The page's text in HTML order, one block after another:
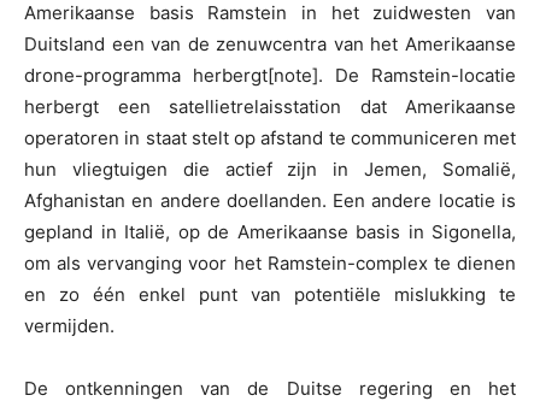
Amerikaanse basis Ramstein in het zuidwesten van
Duitsland een van de zenuwcentra van het Amerikaanse
drone-programma herbergt[note]. De Ramstein-locatie
herbergt een satellietrelaisstation dat Amerikaanse
operatoren in staat stelt op afstand te communiceren met
hun vliegtuigen die actief zijn in Jemen, Somalië,
Afghanistan en andere doellanden. Een andere locatie is
gepland in Italië, op de Amerikaanse basis in Sigonella,
om als vervanging voor het Ramstein-complex te dienen
en zo één enkel punt van potentiële mislukking te
vermijden.
De ontkenningen van de Duitse regering en het